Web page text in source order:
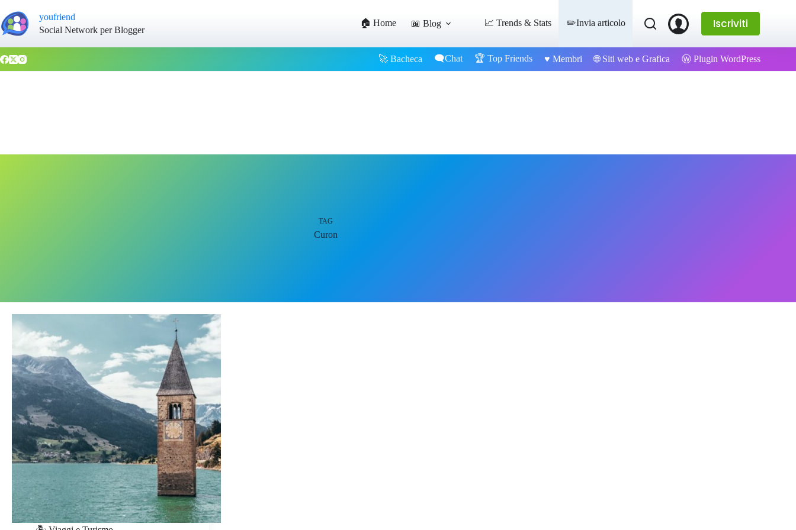
youfriend
Social Network per Blogger
🏠 Home 📖 Blog 📈 Trends & Stats ✏️Invia articolo Iscriviti
🚀 Bacheca 🗨️Chat 🏆 Top Friends ♥️ Membri 🌐 Siti web e Grafica Ⓦ Plugin WordPress
TAG
Curon